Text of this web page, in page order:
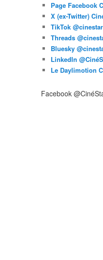
Page Facebook
X (ex-Twitter)
TikTok
Threads
Bluesky
LinkedIn
Le Daylimotion
Facebook